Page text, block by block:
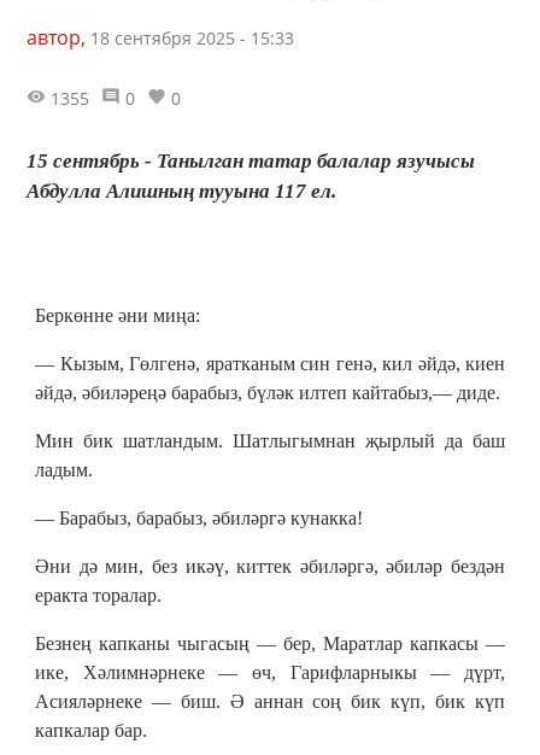
автор, 18 сентября 2025 - 15:33
1355 0 0
15 сентябрь - Танылган татар балалар язучысы
Абдулла Алишның тууына 117 ел.
Беркөнне әни миңа:
— Кызым, Гөлгенә, яратканым син генә, кил әйдә, киен
әйдә, әбиләреңә барабыз, бүләк илтеп кайтабыз,— диде.
Мин бик шатландым. Шатлыгымнан җырлый да баш
ладым.
— Барабыз, барабыз, әбиләргә кунакка!
Әни дә мин, без икәү, киттек әбиләргә, әбиләр бездән
еракта торалар.
Безнең капканы чыгасың — бер, Маратлар капкасы —
ике, Хәлимнәрнеке — өч, Гарифларныкы — дүрт,
Асияләрнеке — биш. Ә аннан соң бик күп, бик күп
капкалар бар.